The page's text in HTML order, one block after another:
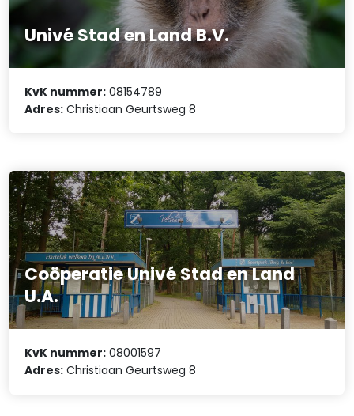
Univé Stad en Land B.V.
KvK nummer: 08154789
Adres: Christiaan Geurtsweg 8
Coöperatie Univé Stad en Land
U.A.
KvK nummer: 08001597
Adres: Christiaan Geurtsweg 8